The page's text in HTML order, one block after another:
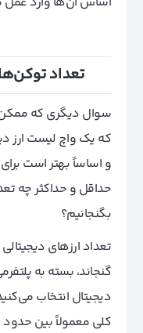
تعداد
سوال دیگری که ممکن
که یک واچ لیست ارز
و اساساً بهتر است
حداقل و حداکثر چه
بگنجانیم؟
تعداد ارزهای
گنجاند، بسته به
دیجیتال انتخاب